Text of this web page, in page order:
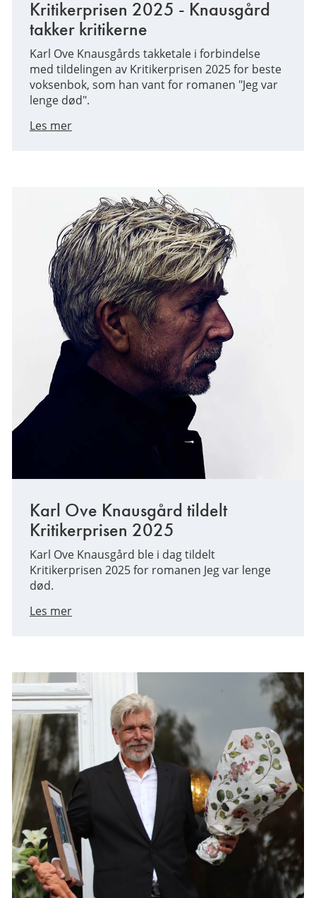
Kritikerprisen 2025 - Knausgård
takker kritikerne
Karl Ove Knausgårds takketale i forbindelse
med tildelingen av Kritikerprisen 2025 for beste
voksenbok, som han vant for romanen "Jeg var
lenge død".
Les mer
Karl Ove Knausgård tildelt
Kritikerprisen 2025
Karl Ove Knausgård ble i dag tildelt
Kritikerprisen 2025 for romanen Jeg var lenge
død.
Les mer